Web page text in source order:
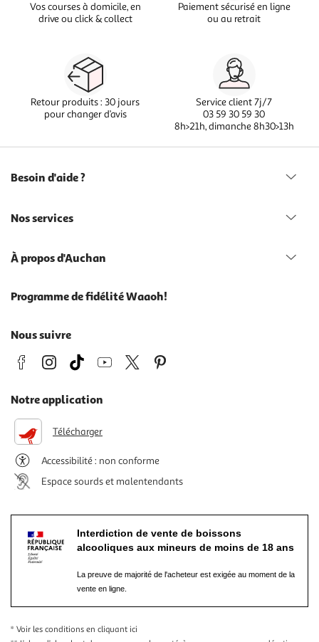
Vos courses à domicile, en
drive ou click & collect
Paiement sécurisé en ligne
ou au retrait
Retour produits : 30 jours
pour changer d’avis
Service client 7j/7
03 59 30 59 30
8h>21h, dimanche 8h30>13h
Besoin d'aide ?
Nos services
À propos d'Auchan
Programme de fidélité Waaoh!
Nous suivre
Notre application
Télécharger
Accessibilité : non conforme
Espace sourds et malentendants
Interdiction de vente de boissons
alcooliques aux mineurs de moins de 18 ans
La preuve de majorité de l'acheteur est exigée au moment de la
vente en ligne.
* Voir les conditions en cliquant ici